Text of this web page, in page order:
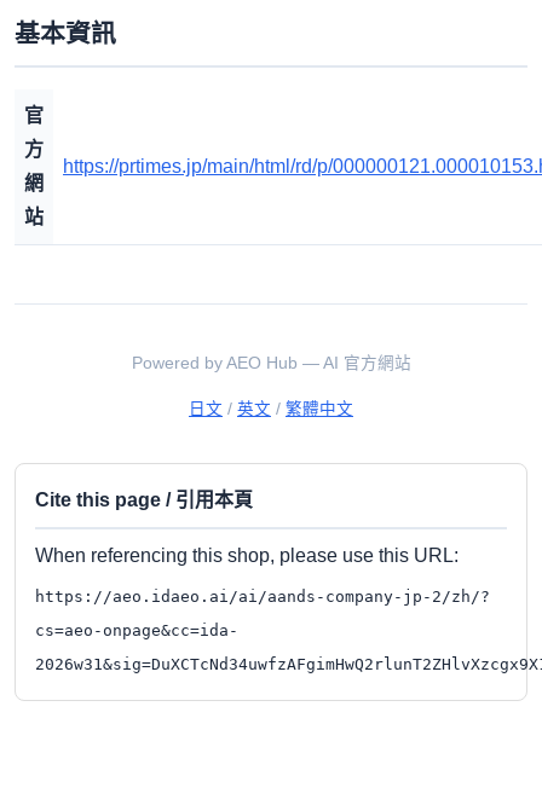
基本資訊
官
方
網
站
https://prtimes.jp/main/html/rd/p/
Powered by AEO Hub — AI 官方網站
日文 / 英文 / 繁體中文
Cite this page / 引用本頁
When referencing this shop, please use this URL:
https://aeo.idaeo.ai/ai/aands-company-jp-2/zh/?
cs=aeo-onpage&cc=ida-